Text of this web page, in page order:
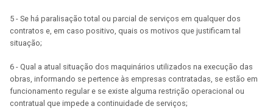
5 - Se há paralisação total ou parcial de serviços em qualquer dos
contratos e, em caso positivo, quais os motivos que justificam tal
situação;
6 - Qual a atual situação dos maquinários utilizados na execução das
obras, informando se pertence às empresas contratadas, se estão em
funcionamento regular e se existe alguma restrição operacional ou
contratual que impede a continuidade de serviços;